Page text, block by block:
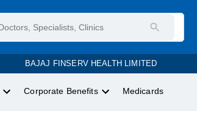
BAJAJ FINSERV HEALTH LIMITED
Corporate Benefits Medicards